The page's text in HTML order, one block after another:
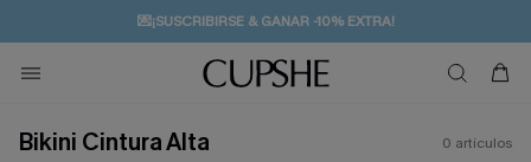
💌¡SUSCRIBIRSE & GANAR -10% EXTRA!
🚚ENVÍO GRATUITO A PARTIR DE 49 € >>
Bikini Cintura Alta 0 artículos